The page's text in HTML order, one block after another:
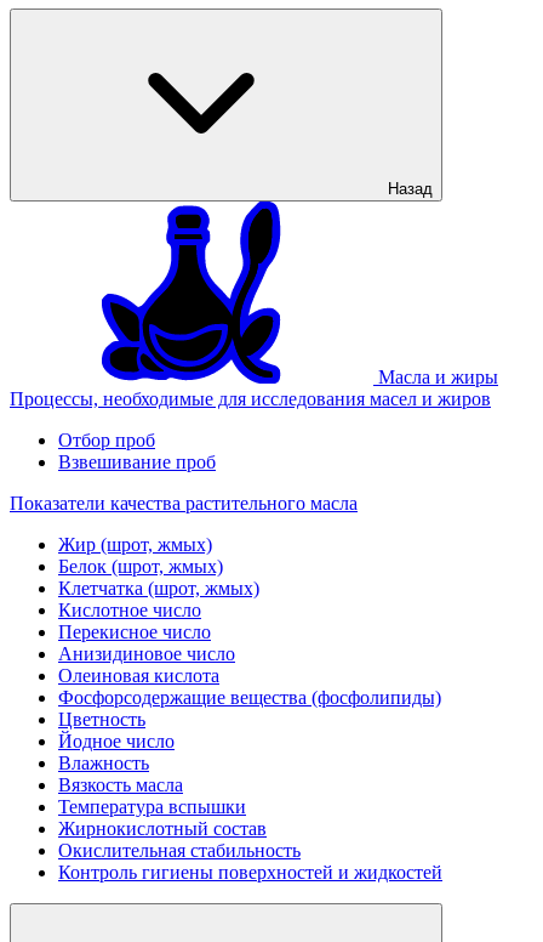
Назад
Масла и жиры
Процессы, необходимые для исследования масел и жиров
Отбор проб
Взвешивание проб
Показатели качества растительного масла
Жир (шрот, жмых)
Белок (шрот, жмых)
Клетчатка (шрот, жмых)
Кислотное число
Перекисное число
Анизидиновое число
Олеиновая кислота
Фосфорсодержащие вещества (фосфолипиды)
Цветность
Йодное число
Влажность
Вязкость масла
Температура вспышки
Жирнокислотный состав
Окислительная стабильность
Контроль гигиены поверхностей и жидкостей